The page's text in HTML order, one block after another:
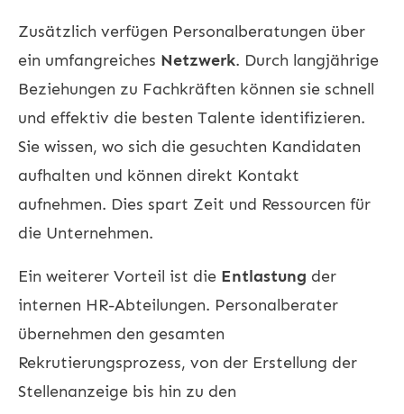
Zusätzlich verfügen Personalberatungen über
ein umfangreiches Netzwerk. Durch langjährige
Beziehungen zu Fachkräften können sie schnell
und effektiv die besten Talente identifizieren.
Sie wissen, wo sich die gesuchten Kandidaten
aufhalten und können direkt Kontakt
aufnehmen. Dies spart Zeit und Ressourcen für
die Unternehmen.
Ein weiterer Vorteil ist die Entlastung der
internen HR-Abteilungen. Personalberater
übernehmen den gesamten
Rekrutierungsprozess, von der Erstellung der
Stellenanzeige bis hin zu den